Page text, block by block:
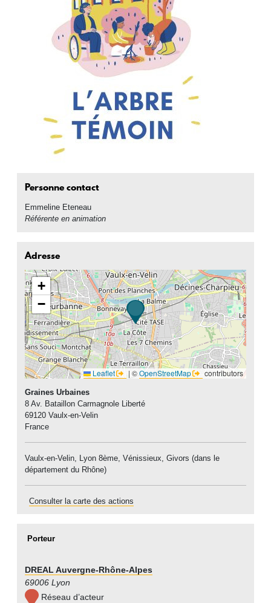
Personne contact
Emmeline Eteneau
Référente en animation
Adresse
+
−
Leaflet | ©OpenStreetMap contributors
Graines Urbaines
8 Av. Bataillon Carmagnole Liberté
69120 Vaulx-en-Velin
France
Vaulx-en-Velin, Lyon 8ème, Vénissieux, Givors (dans le
département du Rhône)
Consulter la carte des actions
Porteur
DREAL Auvergne-Rhône-Alpes
69006 Lyon
Réseau d’acteur